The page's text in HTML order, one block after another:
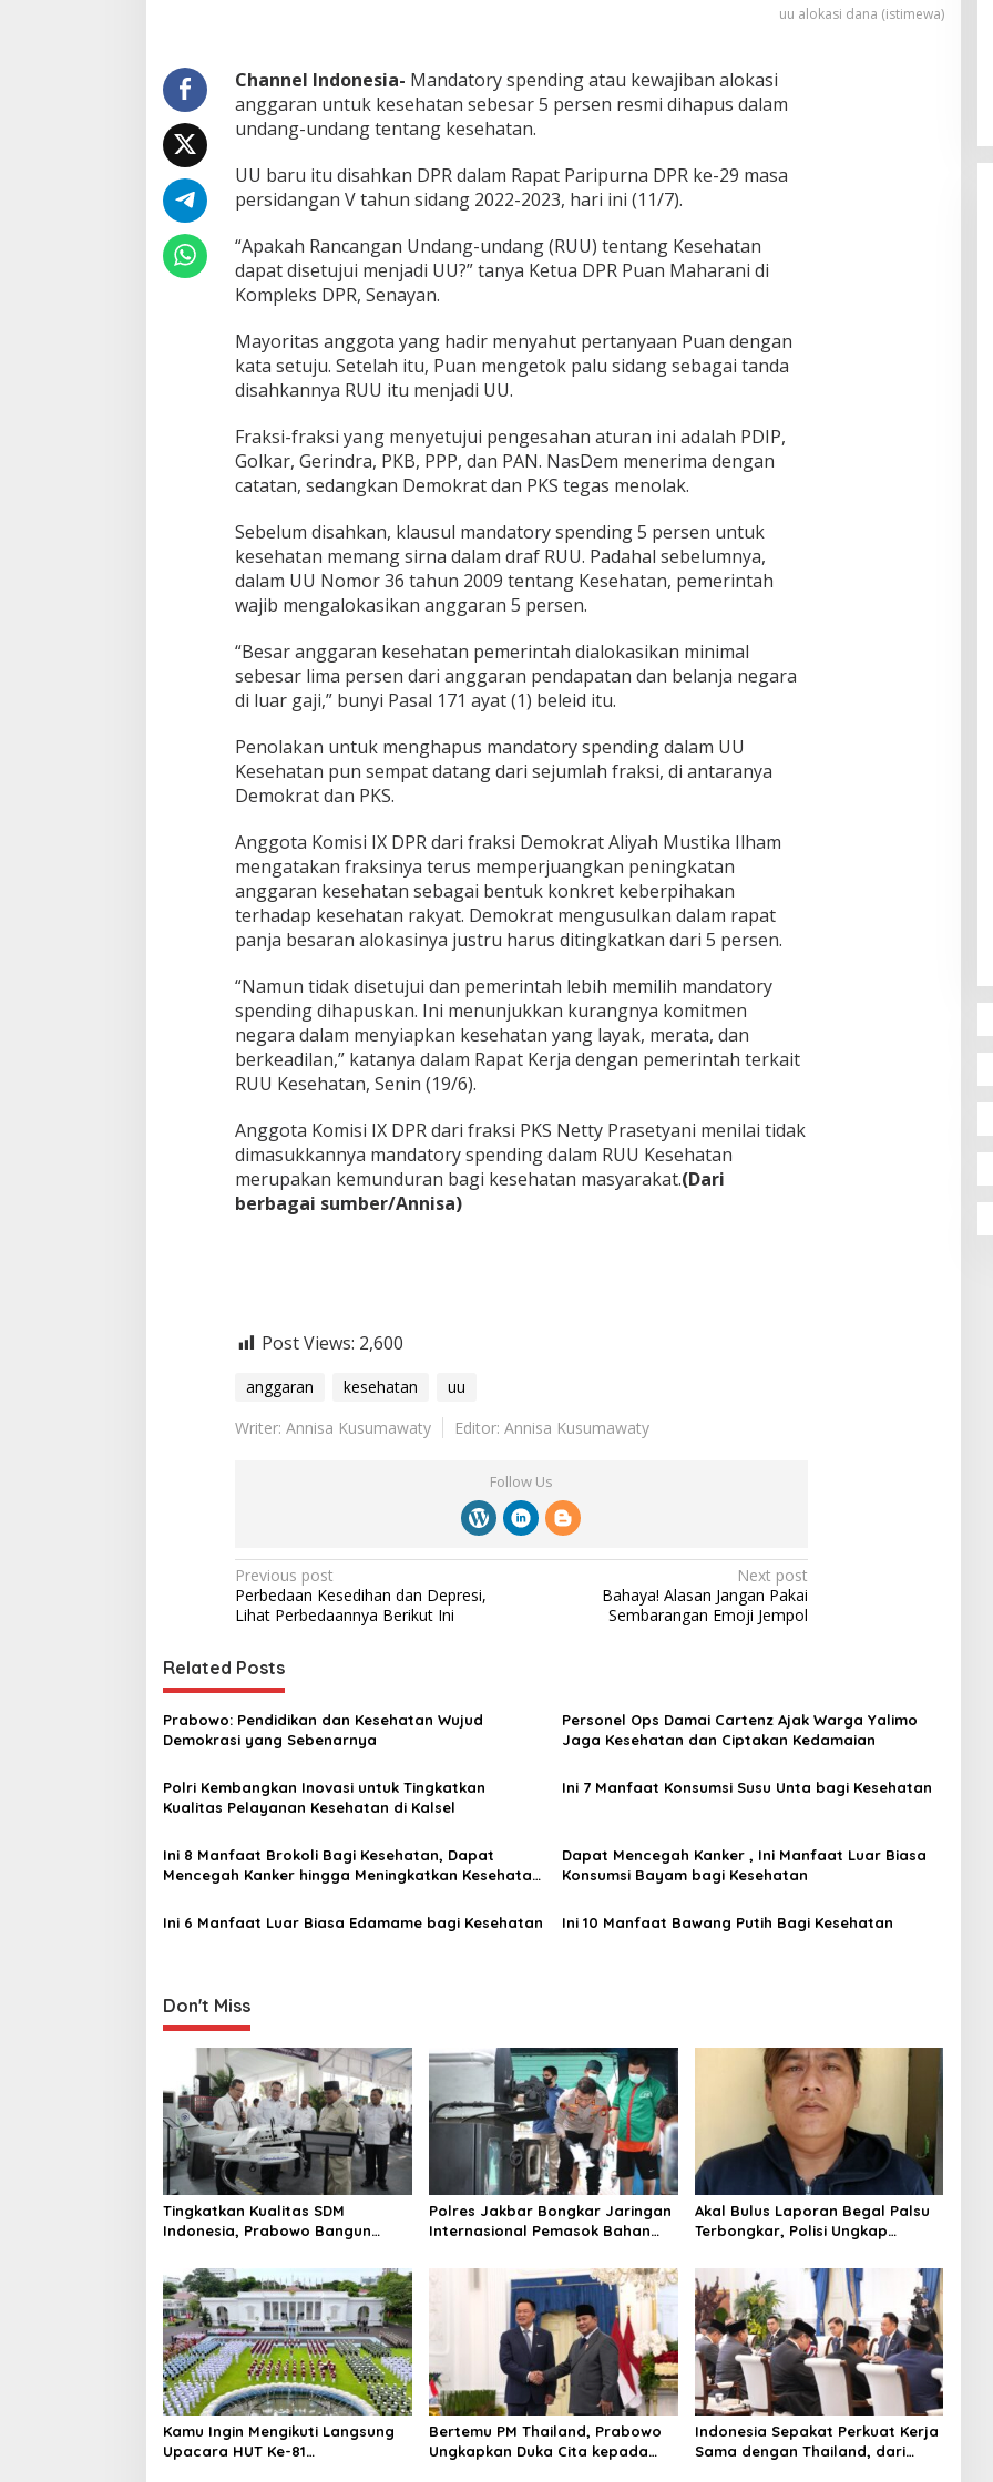
U
a
r
uu alokasi dana (istimewa)
Channel Indonesia- Mandatory spending atau kewajiban alokasi
anggaran untuk kesehatan sebesar 5 persen resmi dihapus dalam
undang-undang tentang kesehatan.
UU baru itu disahkan DPR dalam Rapat Paripurna DPR ke-29 masa
persidangan V tahun sidang 2022-2023, hari ini (11/7).
“Apakah Rancangan Undang-undang (RUU) tentang Kesehatan
dapat disetujui menjadi UU?” tanya Ketua DPR Puan Maharani di
Kompleks DPR, Senayan.
Mayoritas anggota yang hadir menyahut pertanyaan Puan dengan
kata setuju. Setelah itu, Puan mengetok palu sidang sebagai tanda
disahkannya RUU itu menjadi UU.
Fraksi-fraksi yang menyetujui pengesahan aturan ini adalah PDIP,
Golkar, Gerindra, PKB, PPP, dan PAN. NasDem menerima dengan
catatan, sedangkan Demokrat dan PKS tegas menolak.
Sebelum disahkan, klausul mandatory spending 5 persen untuk
kesehatan memang sirna dalam draf RUU. Padahal sebelumnya,
dalam UU Nomor 36 tahun 2009 tentang Kesehatan, pemerintah
wajib mengalokasikan anggaran 5 persen.
“Besar anggaran kesehatan pemerintah dialokasikan minimal
sebesar lima persen dari anggaran pendapatan dan belanja negara
di luar gaji,” bunyi Pasal 171 ayat (1) beleid itu.
Penolakan untuk menghapus mandatory spending dalam UU
Kesehatan pun sempat datang dari sejumlah fraksi, di antaranya
Demokrat dan PKS.
Anggota Komisi IX DPR dari fraksi Demokrat Aliyah Mustika Ilham
mengatakan fraksinya terus memperjuangkan peningkatan
anggaran kesehatan sebagai bentuk konkret keberpihakan
terhadap kesehatan rakyat. Demokrat mengusulkan dalam rapat
panja besaran alokasinya justru harus ditingkatkan dari 5 persen.
“Namun tidak disetujui dan pemerintah lebih memilih mandatory
spending dihapuskan. Ini menunjukkan kurangnya komitmen
negara dalam menyiapkan kesehatan yang layak, merata, dan
berkeadilan,” katanya dalam Rapat Kerja dengan pemerintah terkait
RUU Kesehatan, Senin (19/6).
Anggota Komisi IX DPR dari fraksi PKS Netty Prasetyani menilai tidak
dimasukkannya mandatory spending dalam RUU Kesehatan
merupakan kemunduran bagi kesehatan masyarakat.(Dari
berbagai sumber/Annisa)
Post Views: 2,600
anggaran kesehatan
uu
Writer: Annisa Kusumawaty
Editor: Annisa Kusumawaty
Follow Us
P
o
t
n
a
i
a
t
i
Previous post
Perbedaan Kesedihan dan Depresi,
Lihat Perbedaannya Berikut Ini
Next post
Bahaya! Alasan Jangan Pakai
Sembarangan Emoji Jempol
Related Posts
Prabowo: Pendidikan dan Kesehatan Wujud
Demokrasi yang Sebenarnya
Personel Ops Damai Cartenz Ajak Warga Yalimo
Jaga Kesehatan dan Ciptakan Kedamaian
Polri Kembangkan Inovasi untuk Tingkatkan
Kualitas Pelayanan Kesehatan di Kalsel
Ini 7 Manfaat Konsumsi Susu Unta bagi Kesehatan ‎
Ini 8 Manfaat Brokoli Bagi Kesehatan, Dapat
Mencegah Kanker hingga Meningkatkan Kesehatan
Dapat Mencegah Kanker , Ini Manfaat Luar Biasa
Konsumsi Bayam bagi Kesehatan
Ini 6 Manfaat Luar Biasa Edamame bagi Kesehatan
Ini 10 Manfaat Bawang Putih Bagi Kesehatan ‎
Don't Miss
Tingkatkan Kualitas SDM
Indonesia, Prabowo Bangun
Undang Universitas Terbaik Dunia
Polres Jakbar Bongkar Jaringan
Internasional Pemasok Bahan
Diringkus dan Barang Bukti 1,1
Ton Rp119 Miliar Dimusnahkan
Akal Bulus Laporan Begal Palsu
Terbongkar, Polisi Ungkap
untuk Crypto
Kamu Ingin Mengikuti Langsung
Upacara HUT Ke-81
Bertemu PM Thailand, Prabowo
Ungkapkan Duka Cita kepada
Indonesia Sepakat Perkuat Kerja
Sama dengan Thailand, dari
Kepala Putus Hingga Kaki Korban
Hancur
In Foto Peristiwa